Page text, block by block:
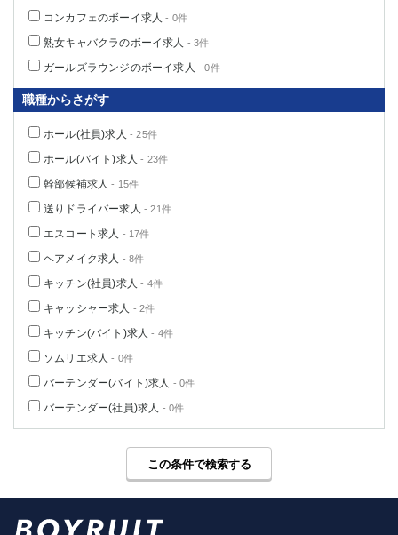
コンカフェのボーイ求人 - 0件
熟女キャバクラのボーイ求人 - 3件
ガールズラウンジのボーイ求人 - 0件
職種からさがす
ホール(社員)求人 - 25件
ホール(バイト)求人 - 23件
幹部候補求人 - 15件
送りドライバー求人 - 21件
エスコート求人 - 17件
ヘアメイク求人 - 8件
キッチン(社員)求人 - 4件
キャッシャー求人 - 2件
キッチン(バイト)求人 - 4件
ソムリエ求人 - 0件
バーテンダー(バイト)求人 - 0件
バーテンダー(社員)求人 - 0件
この条件で検索する